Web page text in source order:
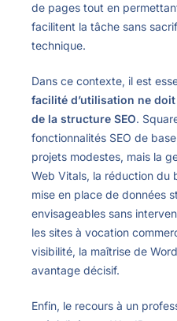
de pages tout en
facilitent la tâche sans
technique.
Dans ce contexte, il est
facilité d’utilisation ne
de la structure SEO.
fonctionnalités SEO de
projets modestes, mais la
Web Vitals, la réduction du
mise en place de données
envisageables sans
les sites à vocation
visibilité, la maîtrise de
avantage décisif.
Enfin, le recours à un